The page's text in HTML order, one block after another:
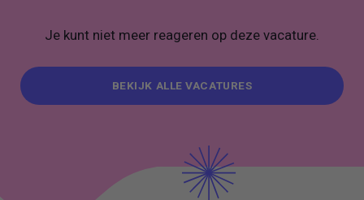
Je kunt niet meer reageren op deze vacature.
BEKIJK ALLE VACATURES